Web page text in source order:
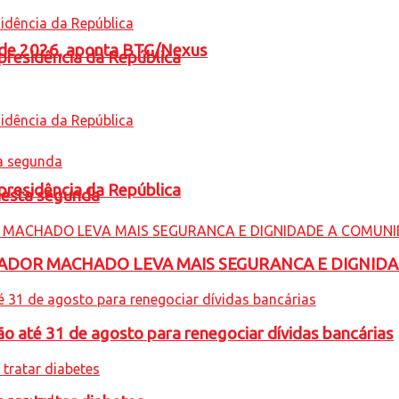
2026, aponta BTG/Nexus
da República
da República
segunda
MACHADO LEVA MAIS SEGURANCA E
até 31 de agosto para renegociar dívidas bancárias